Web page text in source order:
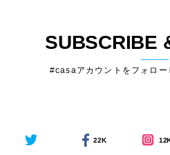
SUBSCRIBE
#casaアカウントをフォロー
22K